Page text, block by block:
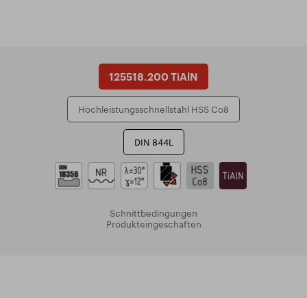
125518.200 TiAlN
Hochleistungsschnellstahl HSS Co8
DIN 844L
Schnittbedingungen
Produkteingeschaften